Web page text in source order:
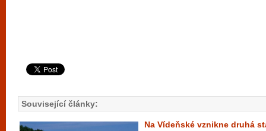
Související články:
Na Vídeňské vznikne druhá